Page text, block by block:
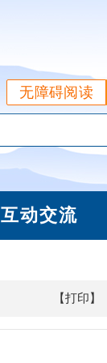
无障碍阅读
互动交流
【打印】